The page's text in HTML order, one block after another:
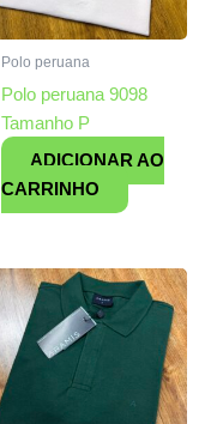
Polo peruana
Polo peruana 9098
Tamanho P
ADICIONAR AO
CARRINHO